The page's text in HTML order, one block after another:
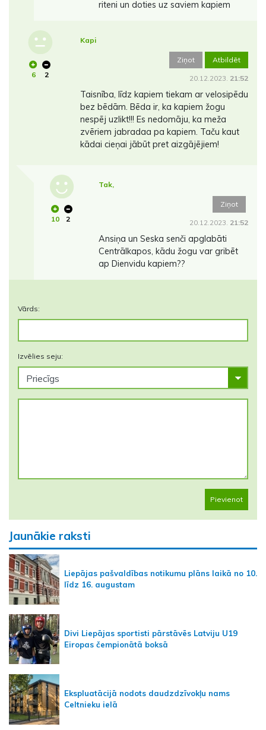
riteni un doties uz saviem kapiem
6 2
Kapi
Ziņot Atbildēt
20.12.2023. 21:52
Taisnība, līdz kapiem tiekam ar velosipēdu
bez bēdām. Bēda ir, ka kapiem žogu
nespēj uzlikt!!! Es nedomāju, ka meža
zvēriem jabradaa pa kapiem. Taču kaut
kādai cieņai jābūt pret aizgājējiem!
10 2
Tak,
Ziņot
20.12.2023. 21:52
Ansiņa un Seska senči apglabāti
Centrālkapos, kādu žogu var gribēt
ap Dienvidu kapiem??
Vārds:
Izvēlies seju:
Pievienot
Jaunākie raksti
Liepājas pašvaldības notikumu plāns laikā no 10.
līdz 16. augustam
Divi Liepājas sportisti pārstāvēs Latviju U19
Eiropas čempionātā boksā
Ekspluatācijā nodots daudzdzīvokļu nams
Celtnieku ielā